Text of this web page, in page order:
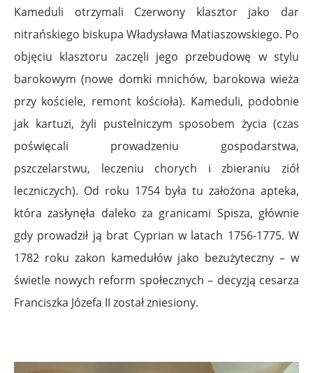
Kameduli otrzymali Czerwony klasztor jako dar
nitrańskiego biskupa Władysława Matiaszowskiego. Po
objęciu klasztoru zaczęli jego przebudowę w stylu
barokowym (nowe domki mnichów, barokowa wieża
przy kościele, remont kościoła). Kameduli, podobnie
jak kartuzi, żyli pustelniczym sposobem życia (czas
poświęcali prowadzeniu gospodarstwa,
pszczelarstwu, leczeniu chorych i zbieraniu ziół
leczniczych). Od roku 1754 była tu założona apteka,
która zasłynęła daleko za granicami Spisza, głównie
gdy prowadził ją brat Cyprian w latach 1756-1775. W
1782 roku zakon kamedułów jako bezużyteczny – w
świetle nowych reform społecznych – decyzją cesarza
Franciszka Józefa II został zniesiony.